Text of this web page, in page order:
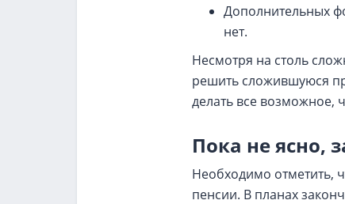
Дополнительных
нет.
Несмотря на столь
решить сложившуюся
делать все возможное,
Пока не ясно,
Необходимо отметить,
пенсии. В планах